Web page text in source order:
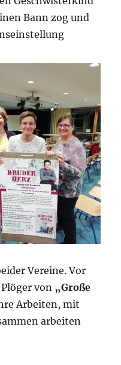
Bann zog und
Vereine. Vor
von „Große
Arbeiten, mit
arbeiten